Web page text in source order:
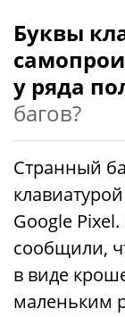
Буквы
у ряда
багов?
Странный
Google
сообщили,
в виде
маленьким